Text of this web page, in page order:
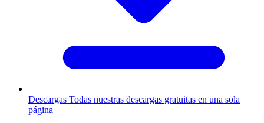
Descargas Todas nuestras descargas gratuitas en una sola
página